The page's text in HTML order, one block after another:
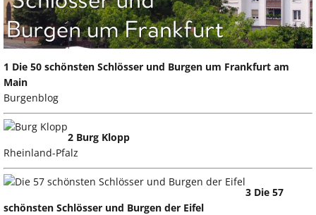
1 Die 50 schönsten Schlösser und Burgen um Frankfurt am
Main
Burgenblog
2 Burg Klopp
Rheinland-Pfalz
3 Die 57
schönsten Schlösser und Burgen der Eifel